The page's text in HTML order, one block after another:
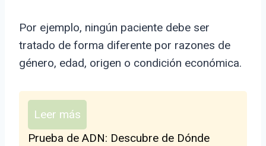
Por ejemplo, ningún paciente debe ser
tratado de forma diferente por razones de
género, edad, origen o condición económica.
Leer más
Prueba de ADN: Descubre de Dónde